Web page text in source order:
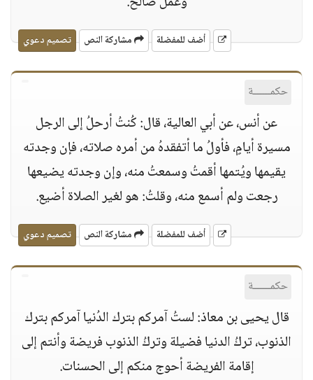
أضف للمفضلة مشاركة النص تصميم دعوي
حكمــــــة
عن أنس، عن أبي العالية، قال: كُنتُ أرحلُ إلى الرجل
مسيرة أيامٍ، فأولُ ما أتفقدهُ من أمره صلاته، فإن وجدته
يقيمها ويُتمها أقمتُ وسمعتُ منه، وإن وجدته يضيعها
رجعت ولم أسمع منه، وقلتُ: هو لغير الصلاة أضيع.
أضف للمفضلة مشاركة النص تصميم دعوي
حكمــــــة
قال يحيى بن معاذ: لستُ آمركم بترك الدُنيا آمركم بترك
الذنوب، تركُ الدنيا فضيلة وتركُ الذنوب فريضة وأنتم إلى
إقامة الفريضة أحوج منكم إلى الحسنات.